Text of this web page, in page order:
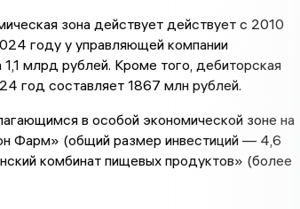
зона действует действует с 2010
году у управляющей компании
млрд рублей. Кроме того, дебиторская
год составляет 1867 млн рублей.
в особой экономической зоне на
Фарм» (общий размер инвестиций — 4,6
комбинат пищевых продуктов» (более